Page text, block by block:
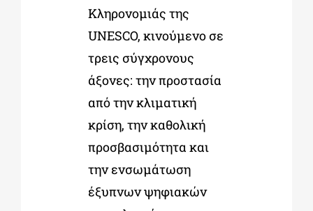
Κληρονομιάς της
UNESCO, κινούμενο σε
τρεις σύγχρονους
άξονες: την προστασία
από την κλιματική
κρίση, την καθολική
προσβασιμότητα και
την ενσωμάτωση
έξυπνων ψηφιακών